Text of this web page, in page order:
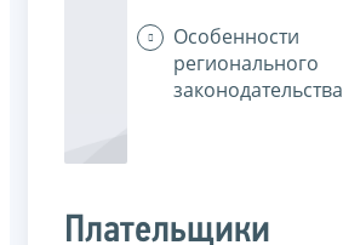
Особенности
регионального
законодательства
Плательщики